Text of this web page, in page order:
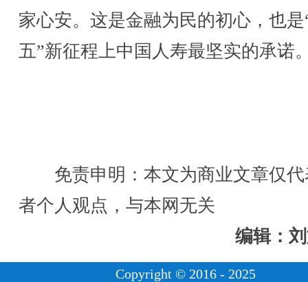
家心安。这是金融为民的初心，也是
五”新征程上中国人寿最坚实的承诺
免责申明：本文为商业文章仅代
者个人观点，与本网无关
编辑：
Copyright © 2016 - 2025